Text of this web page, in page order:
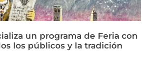
un programa de Feria con
los públicos y la tradición